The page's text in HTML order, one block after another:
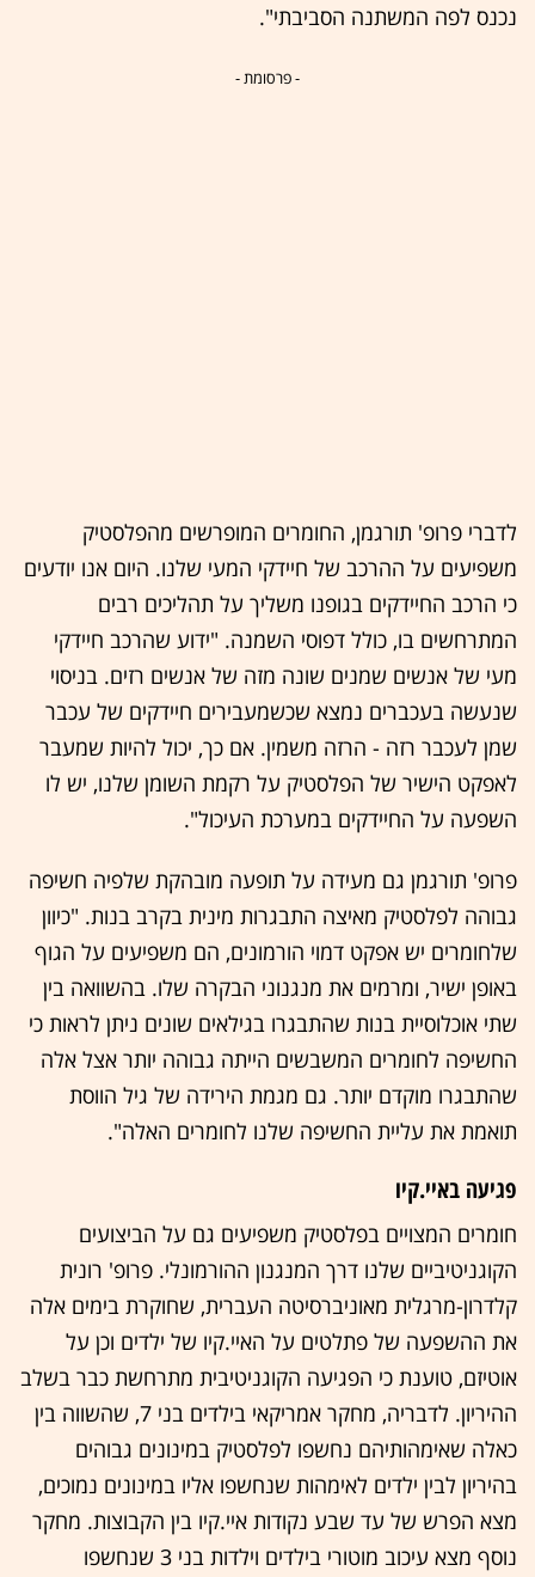
נכנס לפה המשתנה הסביבתי".
- פרסומת -
לדברי פרופ' תורגמן, החומרים המופרשים מהפלסטיק
משפיעים על ההרכב של חיידקי המעי שלנו. היום אנו יודעים
כי הרכב החיידקים בגופנו משליך על תהליכים רבים
המתרחשים בו, כולל דפוסי השמנה. "ידוע שהרכב חיידקי
מעי של אנשים שמנים שונה מזה של אנשים רזים. בניסוי
שנעשה בעכברים נמצא שכשמעבירים חיידקים של עכבר
שמן לעכבר רזה - הרזה משמין. אם כך, יכול להיות שמעבר
לאפקט הישיר של הפלסטיק על רקמת השומן שלנו, יש לו
השפעה על החיידקים במערכת העיכול".
פרופ' תורגמן גם מעידה על תופעה מובהקת שלפיה חשיפה
גבוהה לפלסטיק מאיצה התבגרות מינית בקרב בנות. "כיוון
שלחומרים יש אפקט דמוי הורמונים, הם משפיעים על הגוף
באופן ישיר, ומרמים את מנגנוני הבקרה שלו. בהשוואה בין
שתי אוכלוסיית בנות שהתבגרו בגילאים שונים ניתן לראות כי
החשיפה לחומרים המשבשים הייתה גבוהה יותר אצל אלה
שהתבגרו מוקדם יותר. גם מגמת הירידה של גיל הווסת
תואמת את עליית החשיפה שלנו לחומרים האלה".
פגיעה באיי.קיו
חומרים המצויים בפלסטיק משפיעים גם על הביצועים
הקוגניטיביים שלנו דרך המנגנון ההורמונלי. פרופ' רונית
קלדרון-מרגלית מאוניברסיטה העברית, שחוקרת בימים אלה
את ההשפעה של פתלטים על האיי.קיו של ילדים וכן על
אוטיזם, טוענת כי הפגיעה הקוגניטיבית מתרחשת כבר בשלב
ההיריון. לדבריה, מחקר אמריקאי בילדים בני 7, שהשווה בין
כאלה שאימהותיהם נחשפו לפלסטיק במינונים גבוהים
בהיריון לבין ילדים לאימהות שנחשפו אליו במינונים נמוכים,
מצא הפרש של עד שבע נקודות איי.קיו בין הקבוצות. מחקר
נוסף מצא עיכוב מוטורי בילדים וילדות בני 3 שנחשפו